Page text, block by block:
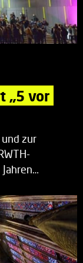
„5 vor
zur